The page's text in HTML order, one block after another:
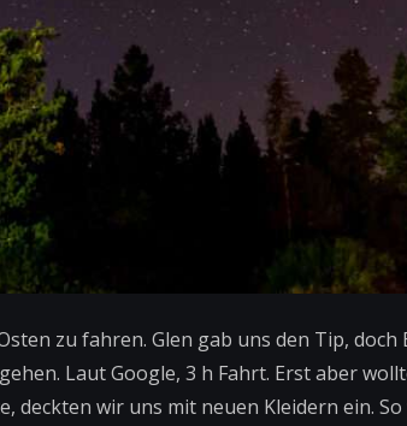
zu fahren. Glen gab uns den Tip, doch
Laut Google, 3 h Fahrt. Erst aber
wir uns mit neuen Kleidern ein.